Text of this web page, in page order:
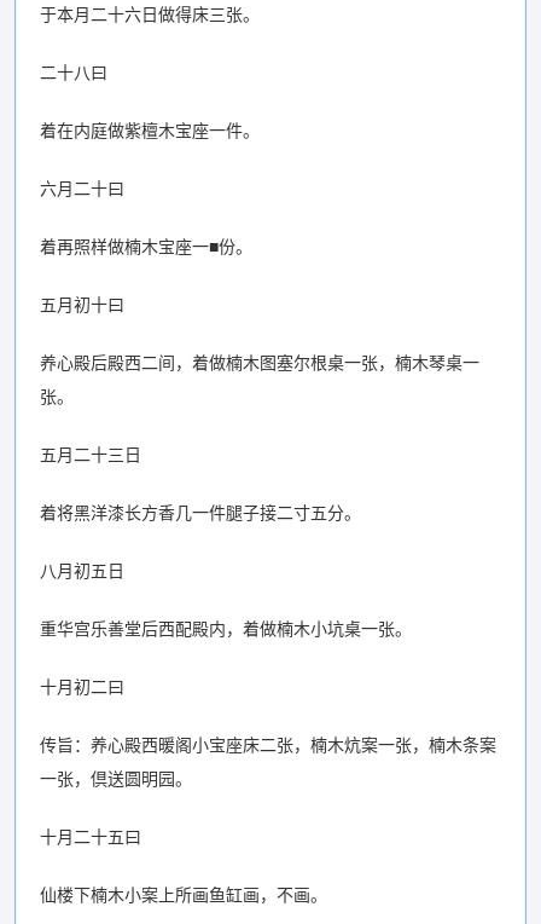
于本月二十六日做得床三张。
二十八曰
着在内庭做紫檀木宝座一件。
六月二十曰
着再照样做楠木宝座一■份。
五月初十曰
养心殿后殿西二间，着做楠木图塞尔根桌一张，楠木琴桌一
张。
五月二十三日
着将黑洋漆长方香几一件腿子接二寸五分。
八月初五日
重华宫乐善堂后西配殿内，着做楠木小坑桌一张。
十月初二曰
传旨：养心殿西暖阁小宝座床二张，楠木炕案一张，楠木条案
一张，倶送圆明园。
十月二十五曰
仙楼下楠木小案上所画鱼缸画，不画。